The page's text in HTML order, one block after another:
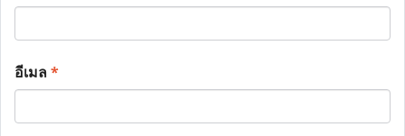
อีเมล*